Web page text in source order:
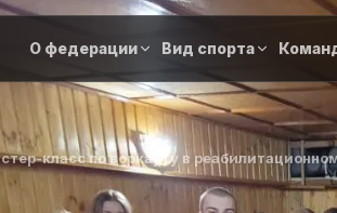
О федерации Вид спорта
класс по воркауту в